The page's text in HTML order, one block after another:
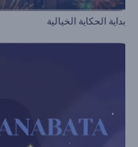
بداية الحكاية الخيالية